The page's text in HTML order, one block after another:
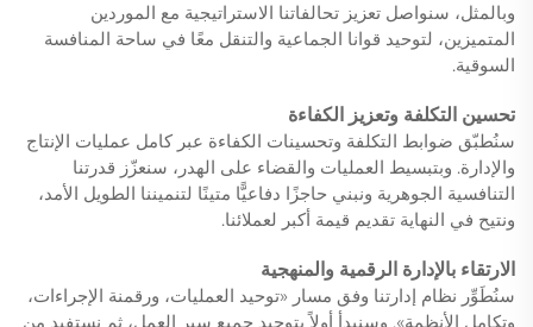
وبالمثل، سنواصل تعزيز تحالفاتنا الاستراتيجية مع الموردين
المتميزين، لتوحيد قوانا الجماعية والتنقل معًا في ساحة المنافسة
السوقية.
تحسين التكلفة وتعزيز الكفاءة
سنُطبّق ضوابط التكلفة وتحسينات الكفاءة عبر كامل عمليات الإنتاج
والإدارة. وبتبسيط العمليات والقضاء على الهدر، سنعزّز قدرتنا
التنافسية الجوهرية ونبني حاجزًا دفاعيًّا متينًا لتنميننا الطويل الأمد،
ونتيح في النهاية تقديم قيمة أكبر لعملائنا.
الارتقاء بالإدارة الرقمية والمنهجية
سنُطَوِّر نظام إدارتنا وفق مسار «توحيد العمليات، ورقمنة الإجراءات،
وتكامل الأنظمة». وسنبدأ أولاً بتوحيد جميع سير العمل، ثم نستفيد من